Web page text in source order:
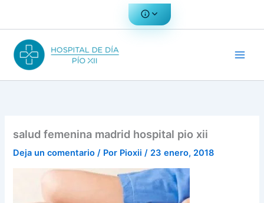
salud femenina madrid hospital pio xii
Deja un comentario / Por Pioxii/ 23 enero, 2018